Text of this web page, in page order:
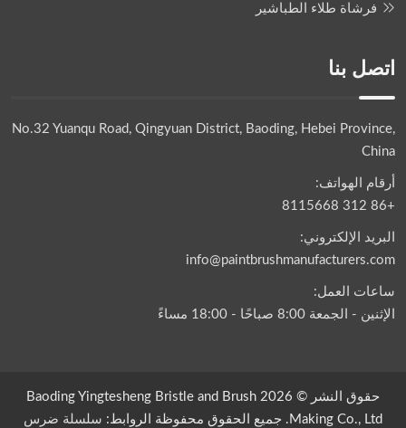
فرشاة طلاء الطباشير
اتصل بنا
No.32 Yuanqu Road, Qingyuan District, Baoding, Hebei Province,
China
أرقام الهواتف:
+86 312 8115668
البريد الإلكتروني:
info@paintbrushmanufacturers.com
ساعات العمل:
الإثنين - الجمعة 8:00 صباحًا - 18:00 مساءً
حقوق النشر © 2026 Baoding Yingtesheng Bristle and Brush
Making Co., Ltd. جميع الحقوق محفوظة الروابط:
سلسلة ضرس